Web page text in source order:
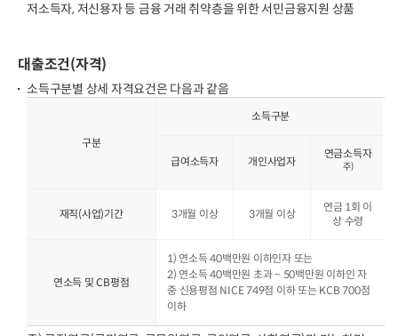
저소득자, 저신용자 등 금융 거래 취약층을 위한 서민금융지원 상품
대출조건(자격)
소득구분별 상세 자격요건은 다음과 같음
구분
소득구분
급여소득자 개인사업자
연금소득자
주)
재직(사업)기간 3개월 이상 3개월 이상
연금 1회 이
상 수령
연소득 및 CB평점
1) 연소득 40백만원 이하인자 또는
2) 연소득 40백만원 초과 ~ 50백만원 이하인 자
중 신용평점 NICE 749점 이하 또는 KCB 700점
이하